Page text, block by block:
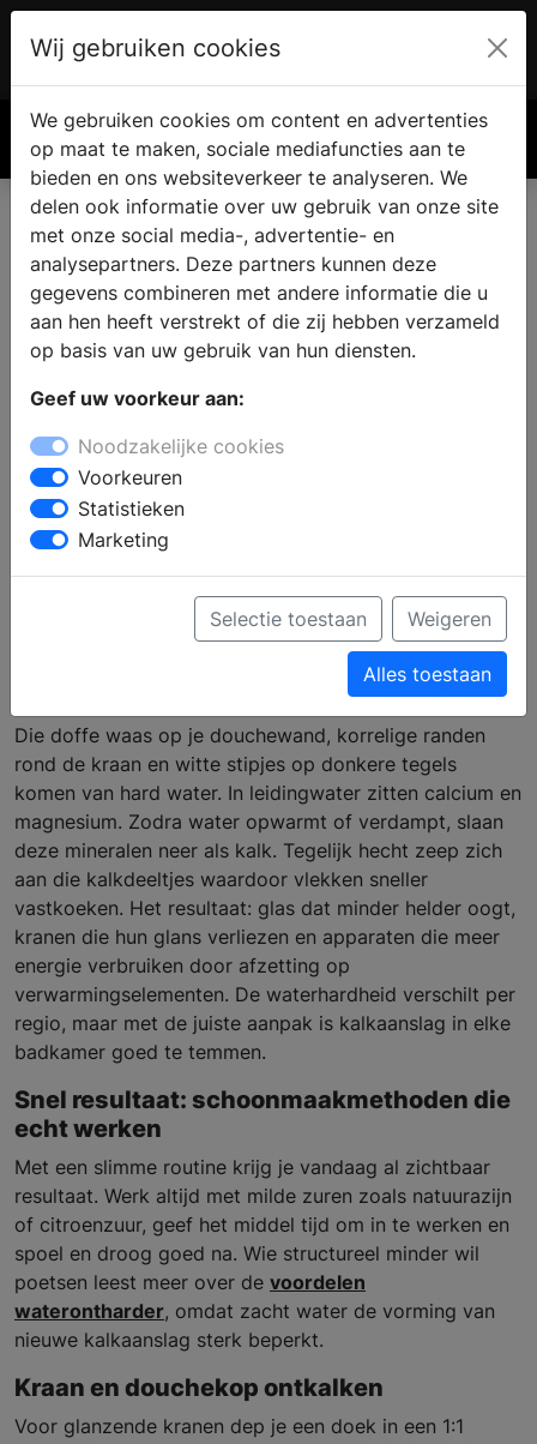
€ 0.00
Kalkaanslag laten
verdwijnen
Wat is kalkaanslag en waarom ontstaat
Die doffe waas op je douchewand, korrelige randen
rond de kraan en witte stipjes op donkere tegels
komen van hard water. In leidingwater zitten calcium en
magnesium. Zodra water opwarmt of verdampt, slaan
deze mineralen neer als kalk. Tegelijk hecht zeep zich
aan die kalkdeeltjes waardoor vlekken sneller
vastkoeken. Het resultaat: glas dat minder helder oogt,
kranen die hun glans verliezen en apparaten die meer
energie verbruiken door afzetting op
verwarmingselementen. De waterhardheid verschilt per
regio, maar met de juiste aanpak is kalkaanslag in elke
badkamer goed te temmen.
Snel resultaat: schoonmaakmethoden die
echt werken
Met een slimme routine krijg je vandaag al zichtbaar
resultaat. Werk altijd met milde zuren zoals natuurazijn
of citroenzuur, geef het middel tijd om in te werken en
spoel en droog goed na. Wie structureel minder wil
poetsen leest meer over de voordelen
waterontharder, omdat zacht water de vorming van
nieuwe kalkaanslag sterk beperkt.
Kraan en douchekop ontkalken
Voor glanzende kranen dep je een doek in een 1:1
Wij gebruiken cookies
We gebruiken cookies om content en advertenties
op maat te maken, sociale mediafuncties aan te
bieden en ons websiteverkeer te analyseren. We
delen ook informatie over uw gebruik van onze site
met onze social media-, advertentie- en
analysepartners. Deze partners kunnen deze
gegevens combineren met andere informatie die u
aan hen heeft verstrekt of die zij hebben verzameld
op basis van uw gebruik van hun diensten.
Geef uw voorkeur aan:
Noodzakelijke cookies
Voorkeuren
Statistieken
Marketing
Selectie toestaan Weigeren
Alles toestaan